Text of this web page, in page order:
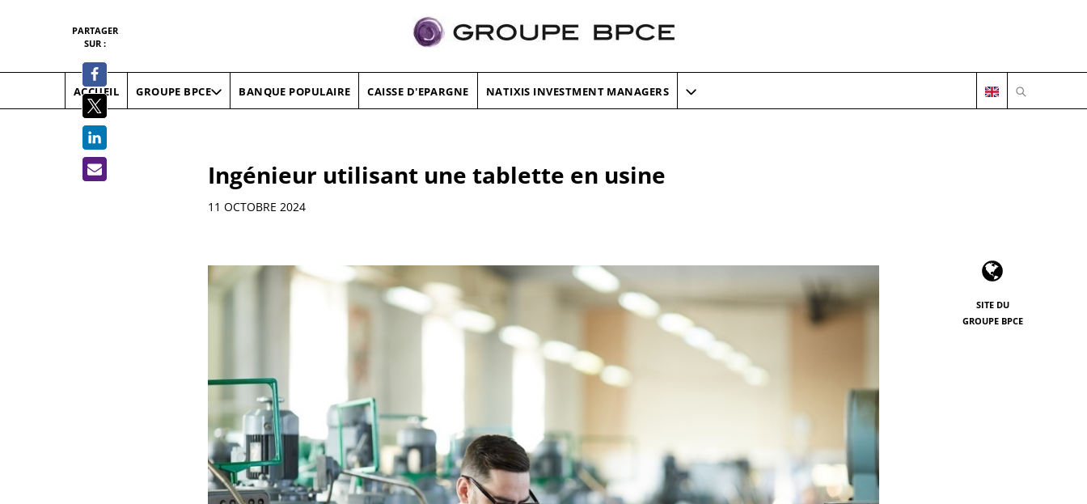
ACCUEIL GROUPE BPCE BANQUE POPULAIRE CAISSE D'EPARGNE NATIXIS INVESTMENT MANAGERS OUVRIR LA
Ingénieur utilisant une tablette en usine
Informations
11 OCTOBRE 2024
PARTAGER
SUR :
SITE DU
GROUPE BPCE